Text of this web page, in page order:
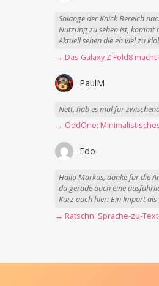
Solange der Knick Bereich
Nutzung zu sehen ist, kommt
Aktuell sehen die eh viel zu
PaulM
Nett, hab es mal für
Edo
Hallo Markus, danke für die
du gerade auch eine
Kurz auch hier: Ein Import als